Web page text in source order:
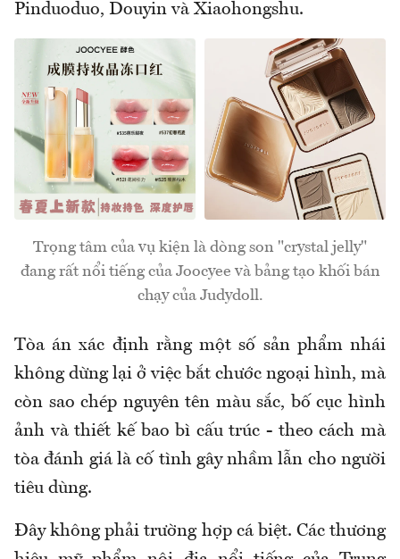
Pinduoduo, Douyin và Xiaohongshu.
Trọng tâm của vụ kiện là dòng son "crystal jelly"
đang rất nổi tiếng của Joocyee và bảng tạo khối bán
chạy của Judydoll.
Tòa án xác định rằng một số sản phẩm nhái
không dừng lại ở việc bắt chước ngoại hình, mà
còn sao chép nguyên tên màu sắc, bố cục hình
ảnh và thiết kế bao bì cấu trúc - theo cách mà
tòa đánh giá là cố tình gây nhầm lẫn cho người
tiêu dùng.
Đây không phải trường hợp cá biệt. Các thương